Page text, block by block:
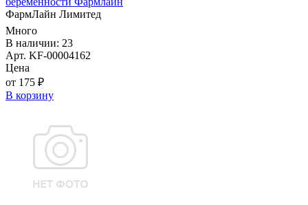
ФармЛайн Лимитед
Много
В наличии: 23
Арт. KF-00004162
Цена
от 175 ₽
В корзину